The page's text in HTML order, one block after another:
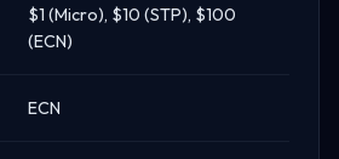
$1 (Micro), $10 (STP), $100
(ECN)
ECN